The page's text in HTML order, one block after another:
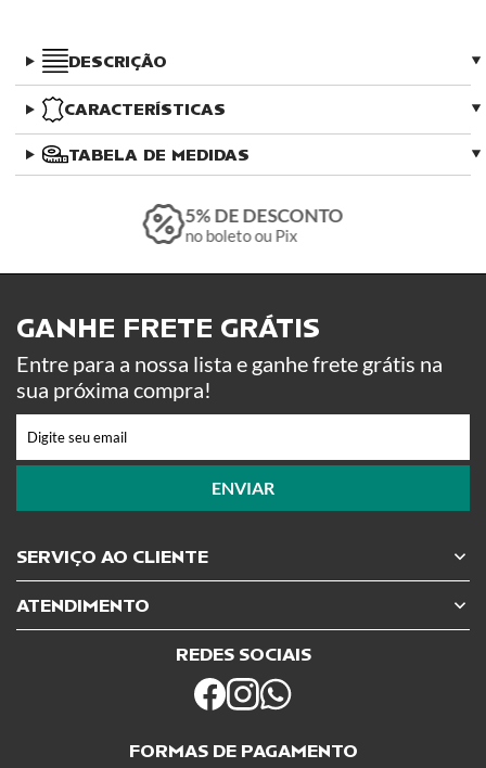
DESCRIÇÃO
CARACTERÍSTICAS
TABELA DE MEDIDAS
5% DE DESCONTO
no boleto ou Pix
SERVIÇO AO CLIENTE
ATENDIMENTO
REDES SOCIAIS
FORMAS DE PAGAMENTO
GANHE FRETE GRÁTIS ​
Entre para a nossa lista e ganhe frete grátis na
sua próxima compra!
ENVIAR